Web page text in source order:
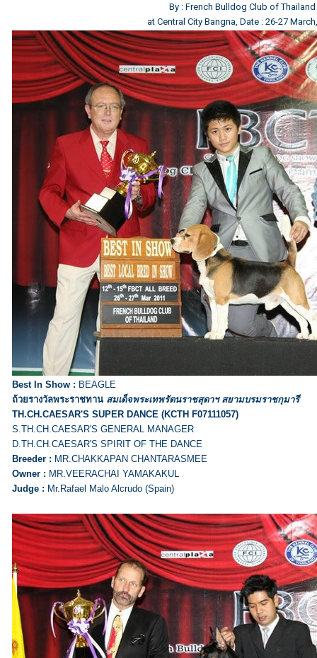
By : French Bulldog Club of Thailand
at Central City Bangna, Date : 26-27
Best In Show : BEAGLE
ถ้วยรางวัลพระราชทาน สมเด็จพระเทพรัตนราชสุดาฯ สยามบรมราชกุมารี
TH.CH.CAESAR'S SUPER DANCE (KCTH F07111057)
S.TH.CH.CAESAR'S GENERAL MANAGER
D.TH.CH.CAESAR'S SPIRIT OF THE DANCE
Breeder : MR.CHAKKAPAN CHANTARASMEE
Owner : MR.VEERACHAI YAMAKAKUL
Judge : Mr.Rafael Malo Alcrudo (Spain)